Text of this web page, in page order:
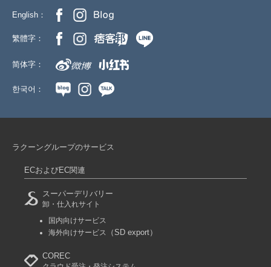
English：
繁體字：
简体字：
한국어：
ラクーングループのサービス
ECおよびEC関連
スーパーデリバリー
卸・仕入れサイト
国内向けサービス
海外向けサービス
（SD export）
COREC